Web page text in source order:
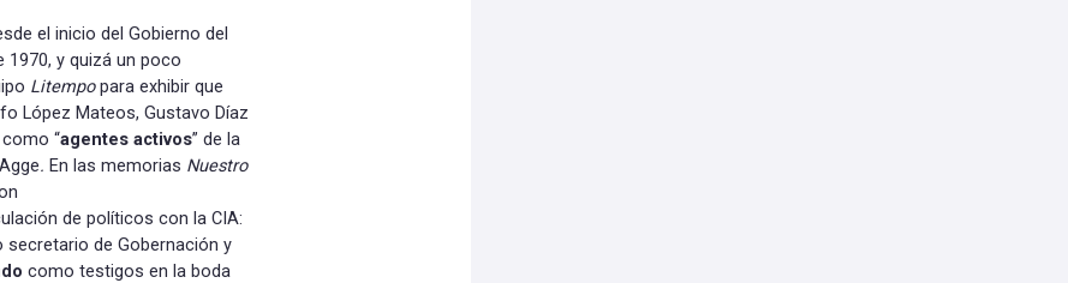
el inicio del Gobierno del
1970, y quizá un poco
Litempopara exhibir que
López Mateos, Gustavo Díaz
“agentes activos” de la
. En las memorias Nuestro
de políticos con la CIA:
secretario de Gobernación y
como testigos en la boda